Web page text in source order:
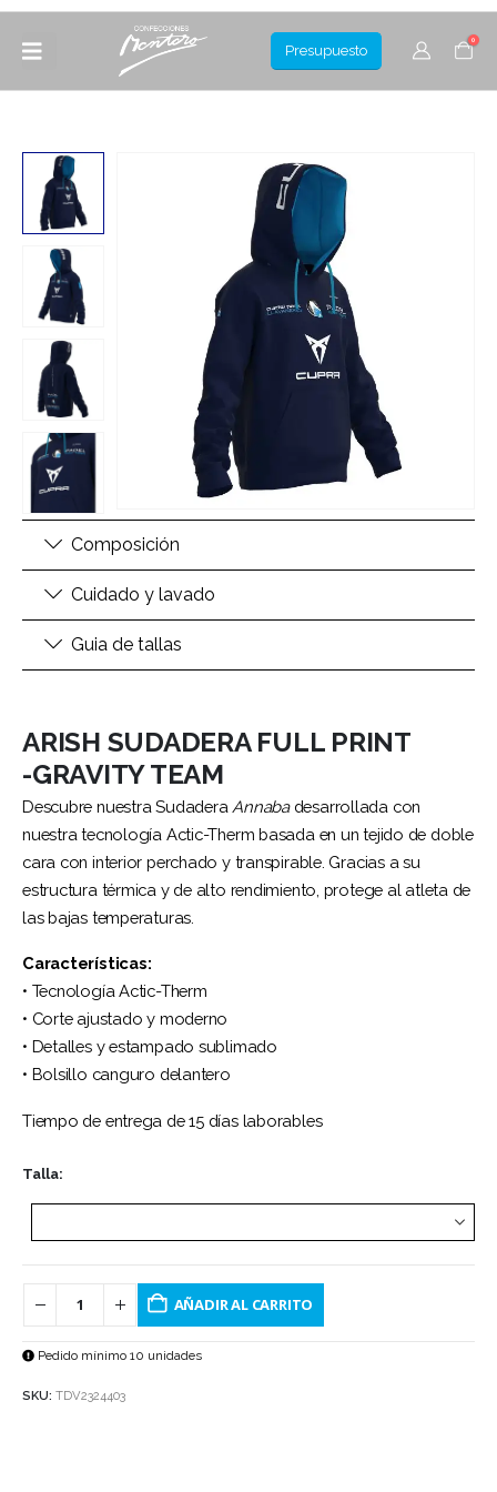
Presupuesto
0
Composición
Cuidado y lavado
Guia de tallas
ARISH SUDADERA FULL PRINT
-GRAVITY TEAM
Descubre nuestra Sudadera Annaba desarrollada con
nuestra tecnología Actic-Therm basada en un tejido de doble
cara con interior perchado y transpirable. Gracias a su
estructura térmica y de alto rendimiento, protege al atleta de
las bajas temperaturas.
Características:
• Tecnología Actic-Therm
• Corte ajustado y moderno
• Detalles y estampado sublimado
• Bolsillo canguro delantero
Tiempo de entrega de 15 días laborables
Talla
AÑADIR AL CARRITO
Pedido mínimo 10 unidades
SKU: TDV2324403